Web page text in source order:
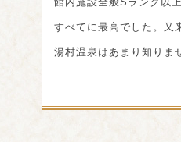
すべてに最高でした。又
湯村温泉はあまり知りま